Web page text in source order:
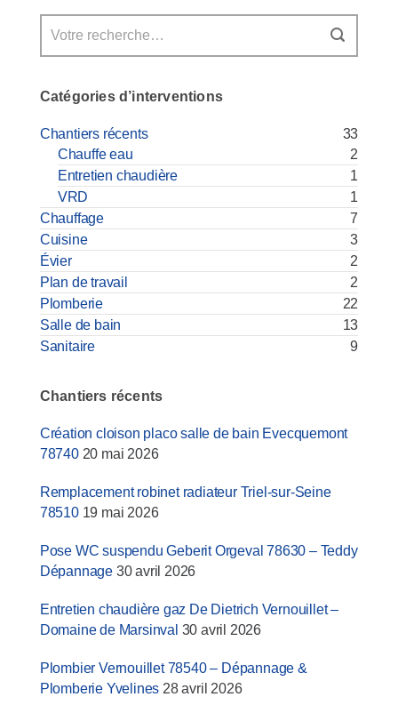
Catégories d’interventions
Chantiers récents
33
Chauffe eau
2
Entretien chaudière
1
VRD
1
Chauffage
7
Cuisine
3
Évier
2
Plan de travail
2
Plomberie
22
Salle de bain
13
Sanitaire
9
Chantiers récents
Création cloison placo salle de bain Evecquemont
78740 20 mai 2026
Remplacement robinet radiateur Triel-sur-Seine
78510 19 mai 2026
Pose WC suspendu Geberit Orgeval 78630 – Teddy
Dépannage 30 avril 2026
Entretien chaudière gaz De Dietrich Vernouillet –
Domaine de Marsinval 30 avril 2026
Plombier Vernouillet 78540 – Dépannage &
Plomberie Yvelines 28 avril 2026